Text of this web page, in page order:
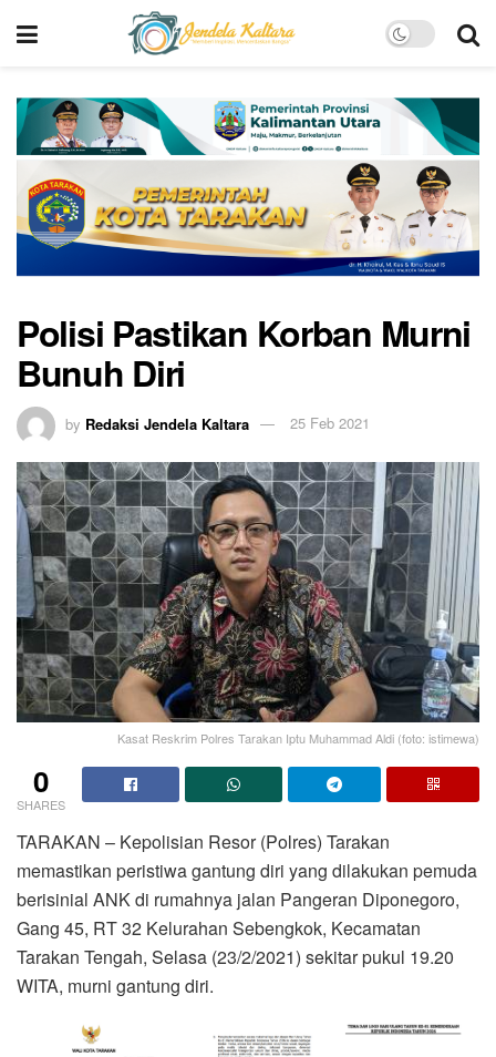
Polisi Pastikan Korban Murni
Bunuh Diri
by Redaksi Jendela Kaltara 25 Feb 2021
Kasat Reskrim Polres Tarakan Iptu Muhammad Aldi (foto: istimewa)
0
SHARES
TARAKAN – Kepolisian Resor (Polres) Tarakan
memastikan peristiwa gantung diri yang dilakukan pemuda
berisinial ANK di rumahnya jalan Pangeran Diponegoro,
Gang 45, RT 32 Kelurahan Sebengkok, Kecamatan
Tarakan Tengah, Selasa (23/2/2021) sekitar pukul 19.20
WITA, murni gantung diri.